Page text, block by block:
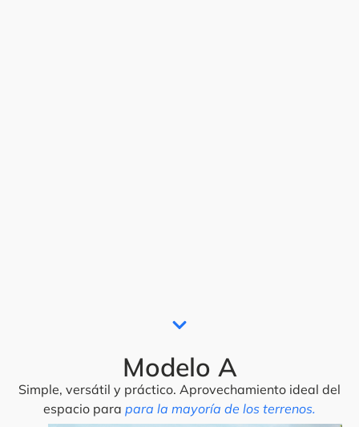
Modelo A
Simple, versátil y práctico. Aprovechamiento ideal del
espacio para para la mayoría de los terrenos.